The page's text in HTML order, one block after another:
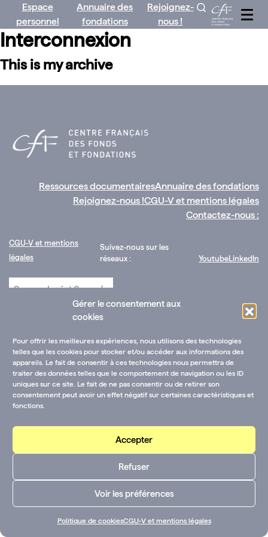
Gérer le consentement aux
cookies
Pour offrir les meilleures expériences, nous utilisons des technologies
telles que les cookies pour stocker et/ou accéder aux informations des
appareils. Le fait de consentir à ces technologies nous permettra de
traiter des données telles que le comportement de navigation ou les ID
uniques sur ce site. Le fait de ne pas consentir ou de retirer son
consentement peut avoir un effet négatif sur certaines caractéristiques et
fonctions.
Accepter
Refuser
Voir les préférences
Politique de cookiesCGU-V et mentions légales
contenu
Espace
personnel
Annuaire des
fondations
Rejoignez-
nous !
Interconnexion
This is my archive
Ressources documentairesAnnuaire des fondations
Rejoignez-nous !CGU-V et mentions légales
Contactez-nous :
CGU-V et mentions
légales
Suivez-nous sur les
réseaux :
YoutubeLinkedIn